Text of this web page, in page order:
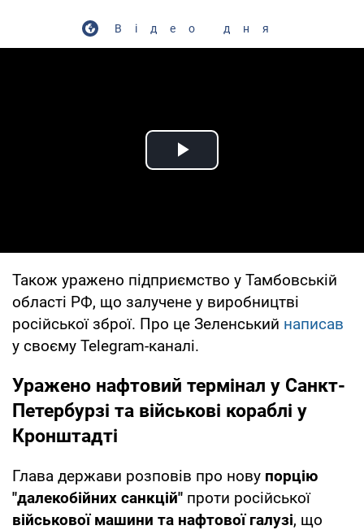
Відео дня
Play Video
Також уражено підприємство у Тамбовській
області РФ, що залучене у виробництві
російської зброї. Про це Зеленський написав
у своєму Telegram-каналі.
Уражено нафтовий термінал у Санкт-
Петербурзі та військові кораблі у
Кронштадті
Глава держави розповів про нову порцію
"далекобійних санкцій" проти російської
військової машини та нафтової галузі, що